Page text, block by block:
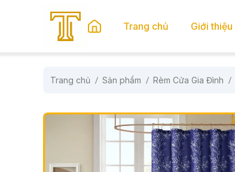
Trang chủ Giới thiệu
Trang chủ Sản phẩm Rèm Cửa Gia Đình